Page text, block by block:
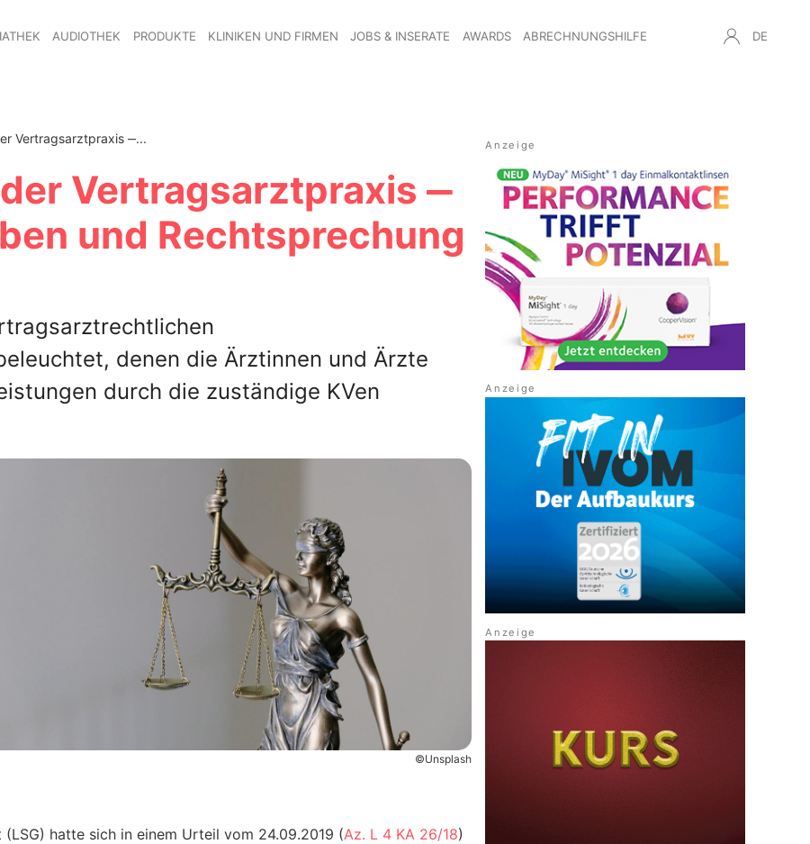
AUDIOTHEK PRODUKTE KLINIKEN UND FIRMEN JOBS & INSERATE AWARDS ABRECHNUNGSHILFE DE
Vertragsarztpraxis ‒...
Vertragsarztpraxis ‒
und Rechtsprechung
denen die Ärztinnen und Ärzte
durch die zuständige KVen
©Unsplash
hatte sich in einem Urteil vom 24.09.2019 (Az. L 4 KA 26/18)